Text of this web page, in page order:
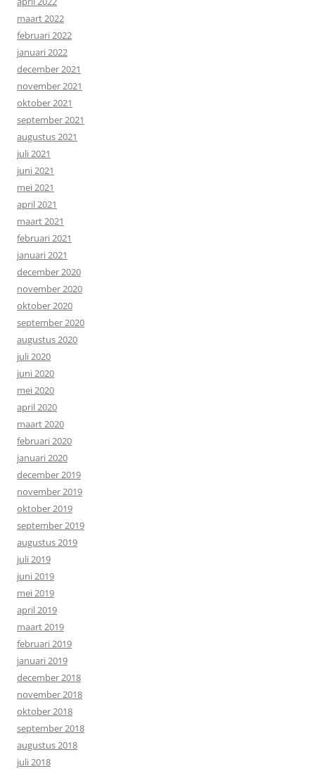
maart 2022
februari 2022
januari 2022
december 2021
november 2021
oktober 2021
september 2021
augustus 2021
juli 2021
juni 2021
mei 2021
april 2021
maart 2021
februari 2021
januari 2021
december 2020
november 2020
oktober 2020
september 2020
augustus 2020
juli 2020
juni 2020
mei 2020
april 2020
maart 2020
februari 2020
januari 2020
december 2019
november 2019
oktober 2019
september 2019
augustus 2019
juli 2019
juni 2019
mei 2019
april 2019
maart 2019
februari 2019
januari 2019
december 2018
november 2018
oktober 2018
september 2018
augustus 2018
juli 2018